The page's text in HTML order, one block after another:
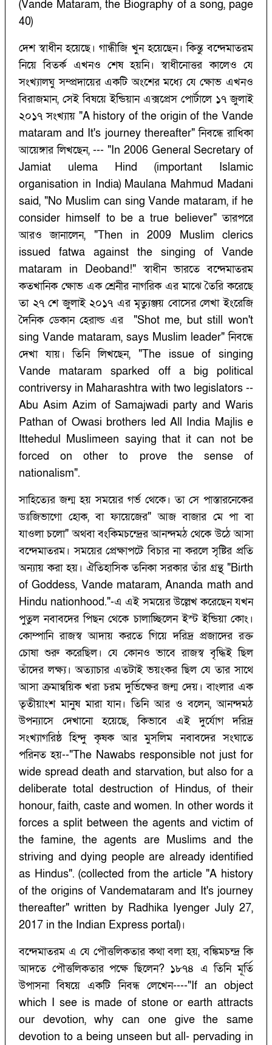
(Vande Mataram, the Biography of a song, page
40)
দেশ স্বাধীন হয়েছে। গান্ধীজি খুন হয়েছেন। কিন্তু বন্দেমাতরম
নিয়ে বিতর্ক এখনও শেষ হয়নি। স্বাধীনোত্তর কালেও যে
সংখ্যালঘু সম্প্রদায়ের একটি অংশের মধ্যে যে ক্ষোভ এখনও
বিরাজমান, সেই বিষয়ে ইন্ডিয়ান এক্সপ্রেস পোর্টালে ১৭ জুলাই
২০১৭ সংখ্যায় "A history of the origin of the Vande
mataram and It's journey thereafter" নিবন্ধে রাধিকা
আয়েঙ্গার লিখছেন, --- "In 2006 General Secretary of
Jamiat ulema Hind (important Islamic
organisation in India) Maulana Mahmud Madani
said, "No Muslim can sing Vande mataram, if he
consider himself to be a true believer" তারপরে
আরও জানালেন, "Then in 2009 Muslim clerics
issued fatwa against the singing of Vande
mataram in Deoband!" স্বাধীন ভারতে বন্দেমাতরম
কতখানিক ক্ষোভ এক শ্রেনীর নাগরিক এর মাঝে তৈরি করেছে
তা ২৭ শে জুলাই ২০১৭ এর মৃত্যুঞ্জয় বোসের লেখা ইংরেজি
দৈনিক ডেকান হেরাল্ড এর "Shot me, but still won't
sing Vande mataram, says Muslim leader" নিবন্ধে
দেখা যায়। তিনি লিখছেন, "The issue of singing
Vande mataram sparked off a big political
contriversy in Maharashtra with two legislators --
Abu Asim Azim of Samajwadi party and Waris
Pathan of Owasi brothers led All India Majlis e
Ittehedul Muslimeen saying that it can not be
forced on other to prove the sense of
nationalism".
সাহিত্যের জন্ম হয় সময়ের গর্ভ থেকে। তা সে পাস্তারনেকের
ডঃজিভাগো হোক, বা ফায়েজের" আজ বাজার মে পা বা
যাওলা চলো" অথবা বংকিমচন্দ্রের আনন্দমঠ থেকে উঠে আসা
বন্দেমাতরম। সময়ের প্রেক্ষাপটে বিচার না করলে সৃষ্টির প্রতি
অন্যায় করা হয়। ঐতিহাসিক তনিকা সরকার তাঁর গ্রন্থ "Birth
of Goddess, Vande mataram, Ananda math and
Hindu nationhood."-এ এই সময়ের উল্লেখ করেছেন যখন
পুতুল নবাবদের পিছন থেকে চালাচ্ছিলেন ইস্ট ইন্ডিয়া কোং।
কোম্পানি রাজস্ব আদায় করতে গিয়ে দরিদ্র প্রজাদের রক্ত
চোষা শুরু করেছিল। যে কোনও ভাবে রাজস্ব বৃদ্ধিই ছিল
তাঁদের লক্ষ্য। অত্যাচার এতটাই ভয়ংকর ছিল যে তার সাথে
আসা ক্রমান্বয়িক খরা চরম দুর্ভিক্ষের জন্ম দেয়। বাংলার এক
তৃতীয়াংশ মানুষ মারা যান। তিনি আর ও বলেন, আনন্দমঠ
উপন্যাসে দেখানো হয়েছে, কিভাবে এই দুর্যোগ দরিদ্র
সংখ্যাগরিষ্ঠ হিন্দু কৃষক আর মুসলিম নবাবদের সংঘাতে
পরিনত হয়--"The Nawabs responsible not just for
wide spread death and starvation, but also for a
deliberate total destruction of Hindus, of their
honour, faith, caste and women. In other words it
forces a split between the agents and victim of
the famine, the agents are Muslims and the
striving and dying people are already identified
as Hindus". (collected from the article "A history
of the origins of Vandemataram and It's journey
thereafter" written by Radhika Iyenger July 27,
2017 in the Indian Express portal)।
বন্দেমাতরম এ যে পৌত্তলিকতার কথা বলা হয়, বঙ্কিমচন্দ্র কি
আদতে পৌত্তলিকতার পক্ষে ছিলেন? ১৮৭৪ এ তিনি মূর্তি
উপাসনা বিষয়ে একটি নিবন্ধ লেখেন----"If an object
which I see is made of stone or earth attracts
our devotion, why can one give the same
devotion to a being unseen but all- pervading in